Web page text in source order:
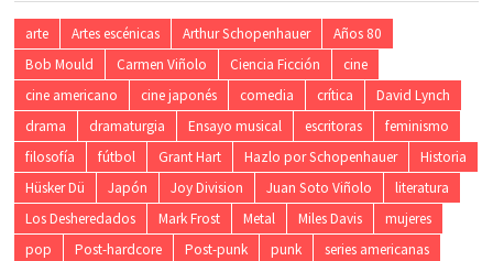
arte Artes escénicas Arthur Schopenhauer
Años 80
Bob Mould
Carmen Viñolo Ciencia Ficción
cine
cine americano
cine japonés comedia crítica
David Lynch
drama
dramaturgia Ensayo musical escritoras
feminismo
filosofía
fútbol Grant Hart Hazlo por Schopenhauer
Historia
Hüsker Dü
Japón Joy Division Juan Soto Viñolo
literatura
Los Desheredados
Mark Frost Metal Miles Davis
mujeres
pop
Post-hardcore Post-punk punk
series americanas